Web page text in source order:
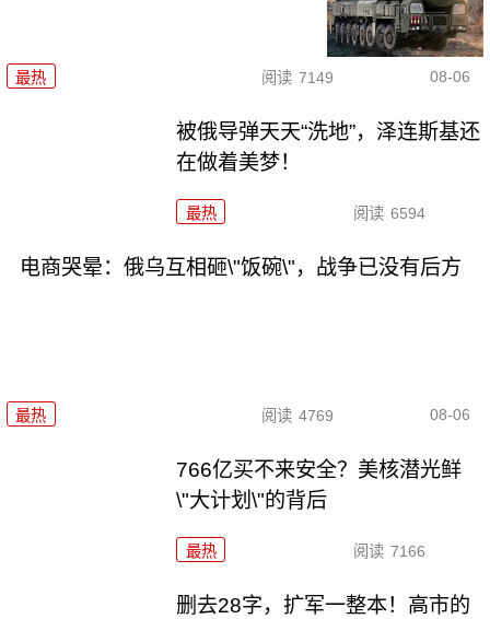
最热 阅读 7149 08-06
被俄导弹天天“洗地”，泽连斯基还
在做着美梦！
最热 阅读 6594
电商哭晕：俄乌互相砸\"饭碗\"，战争已没有后方
最热 阅读 4769 08-06
766亿买不来安全？美核潜光鲜
\"大计划\"的背后
最热 阅读 7166
删去28字，扩军一整本！高市的